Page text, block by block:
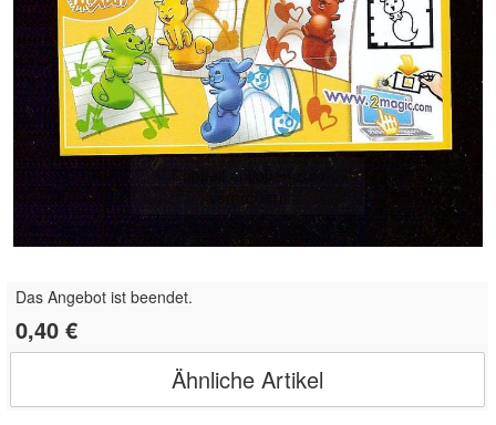
Doppelt antippen zum
vergrößern
Das Angebot ist beendet.
0,40 €
Ähnliche Artikel